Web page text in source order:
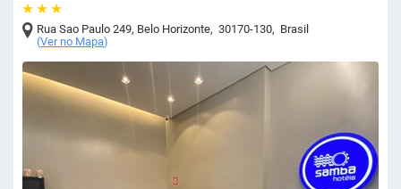
Rua Sao Paulo 249, Belo Horizonte, 30170-130, Brasil
(Ver no Mapa)